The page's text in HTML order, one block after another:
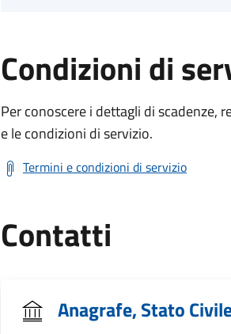
Condizioni di
Per conoscere i dettagli di scadenze,
e le condizioni di servizio.
Termini e condizioni di servizio
Contatti
Anagrafe, Stato